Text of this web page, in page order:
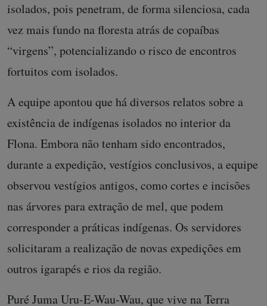
isolados, pois penetram, de forma silenciosa, cada
vez mais fundo na floresta atrás de copaíbas
“virgens”, potencializando o risco de encontros
fortuitos com isolados.
A equipe apontou que há diversos relatos sobre a
existência de indígenas isolados no interior da
Flona. Embora não tenham sido encontrados,
durante a expedição, vestígios conclusivos, a equipe
observou vestígios antigos, como cortes e incisões
nas árvores para extração de mel, que podem
corresponder a práticas indígenas. Os servidores
solicitaram a realização de novas expedições em
outros igarapés e rios da região.
Puré Juma Uru-E-Wau-Wau, que vive na Terra